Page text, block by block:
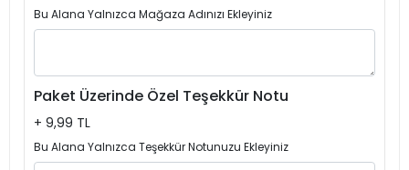
Bu Alana Yalnızca Mağaza Adınızı Ekleyiniz
Paket Üzerinde Özel Teşekkür Notu
+ 9,99 TL
Bu Alana Yalnızca Teşekkür Notunuzu Ekleyiniz